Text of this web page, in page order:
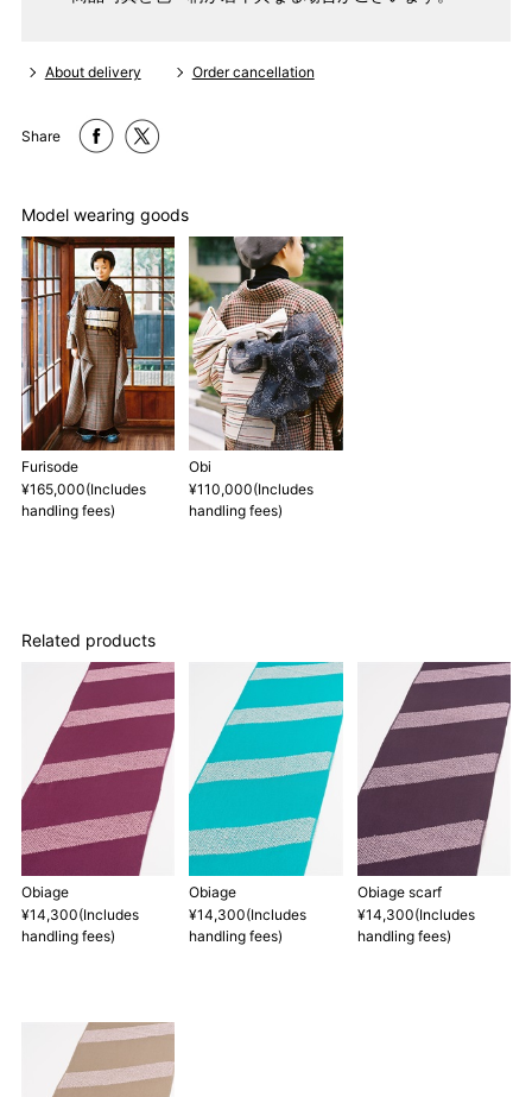
About delivery Order cancellation
Share
Model wearing goods
Furisode
¥165,000(Includes
handling fees)
Obi
¥110,000(Includes
handling fees)
Related products
Obiage
¥14,300(Includes
handling fees)
Obiage
¥14,300(Includes
handling fees)
Obiage scarf
¥14,300(Includes
handling fees)